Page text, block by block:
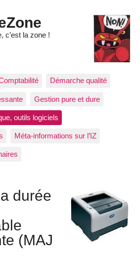
c’est la zone !
Démarche qualité
Gestion pure et dure
outils logiciels
Méta-informations sur l’IZ
durée
(MAJ